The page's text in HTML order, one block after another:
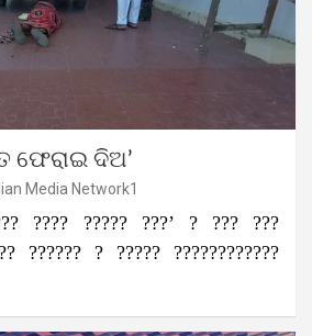
ଫେରାଇ ଦିଅ’
Media Network1
???? ????? ???’ ? ??? ???
?????? ? ????? ????????????